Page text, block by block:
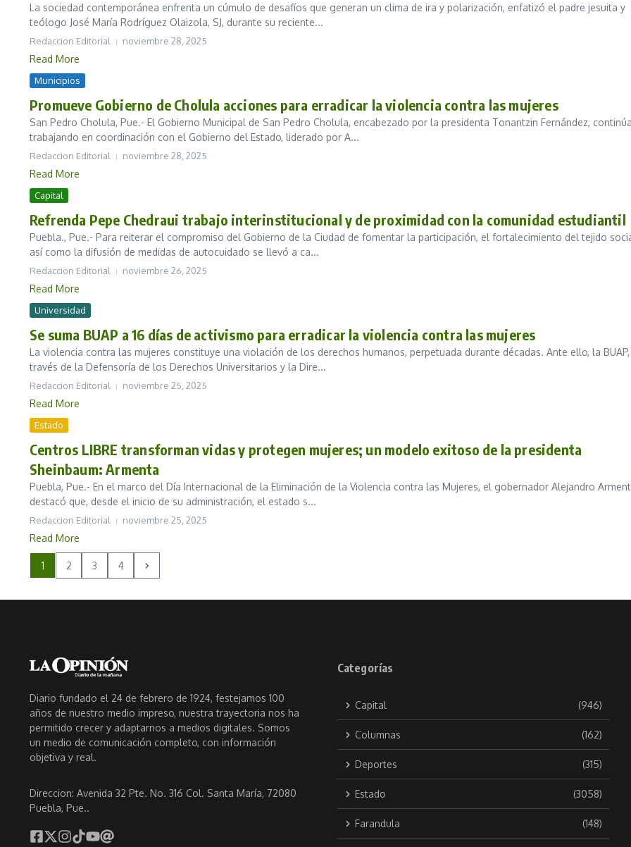
La sociedad contemporánea enfrenta un cúmulo de desafíos que generan un clima de ira y polarización, enfatizó el padre jesuita y
teólogo José María Rodríguez Olaizola, SJ, durante su reciente...
Redaccion Editorial noviembre 28, 2025
Read More
Municipios
Promueve Gobierno de Cholula acciones para erradicar la violencia contra las mujeres
San Pedro Cholula, Pue.- El Gobierno Municipal de San Pedro Cholula, encabezado por la presidenta Tonantzin Fernández, continúa
trabajando en coordinación con el Gobierno del Estado, liderado por A...
Redaccion Editorial noviembre 28, 2025
Read More
Capital
Refrenda Pepe Chedraui trabajo interinstitucional y de proximidad con la comunidad estudiantil
Puebla., Pue.- Para reiterar el compromiso del Gobierno de la Ciudad de fomentar la participación, el fortalecimiento del tejido
así como la difusión de medidas de autocuidado se llevó a ca...
Redaccion Editorial noviembre 26, 2025
Read More
Universidad
Se suma BUAP a 16 días de activismo para erradicar la violencia contra las mujeres
La violencia contra las mujeres constituye una violación de los derechos humanos, perpetuada durante décadas. Ante ello, la BUAP,
través de la Defensoría de los Derechos Universitarios y la Dire...
Redaccion Editorial noviembre 25, 2025
Read More
Estado
Centros LIBRE transforman vidas y protegen mujeres; un modelo exitoso de la presidenta
Sheinbaum: Armenta
Puebla, Pue.- En el marco del Día Internacional de la Eliminación de la Violencia contra las Mujeres, el gobernador Alejandro
destacó que, desde el inicio de su administración, el estado s...
Redaccion Editorial noviembre 25, 2025
Read More
1 2 3 4
Diario fundado el 24 de febrero de 1924, festejamos 100
años de nuestro medio impreso, nuestra trayectoria nos ha
permitido crecer y adaptarnos a medios digitales. Somos
un medio de comunicación completo, con información
objetiva y real.
Direccion: Avenida 32 Pte. No. 316 Col. Santa María, 72080
Puebla, Pue..
Categorías
Capital (946)
Columnas (162)
Deportes (315)
Estado (3058)
Farandula (148)